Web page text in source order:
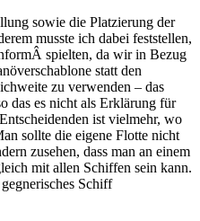
sowie die Platzierung der
musste ich dabei feststellen,
spielten, da wir in Bezug
statt den
zu verwenden – das
das es nicht als Erklärung für
ist vielmehr, wo
sollte die eigene Flotte nicht
zusehen, dass man an einem
mit allen Schiffen sein kann.
Schiff